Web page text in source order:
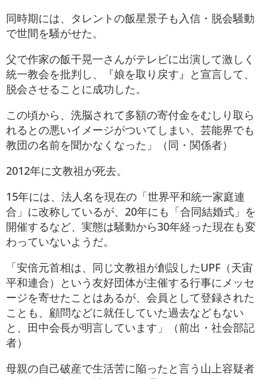
同時期には、タレントの飯星景子も入信・脱会騒動
で世間を騒がせた。
父で作家の飯干晃一さんがテレビに出演して激しく
統一教会を批判し、『娘を取り戻す』と宣言して、
脱会させることに成功した。
この頃から、洗脳されて多額の寄付金をむしり取ら
れるとの悪いイメージがついてしまい、芸能界でも
教団の名前を聞かなくなった」（同・関係者）
2012年に文教祖が死去。
15年には、法人名を現在の「世界平和統一家庭連
合」に改称しているが、20年にも「合同結婚式」を
開催するなど、実態は騒動から30年経った現在も変
わっていないようだ。
「安倍元首相は、同じ文教祖が創設したUPF（天宙
平和連合）という友好団体が主催する行事にメッセ
ージを寄せたことはあるが、会員として登録された
ことも、顧問などに就任していた過去などもない
と、田中会長が明言しています」（前出・社会部記
者）
母親の自己破産で生活苦に陥ったと言う山上容疑者